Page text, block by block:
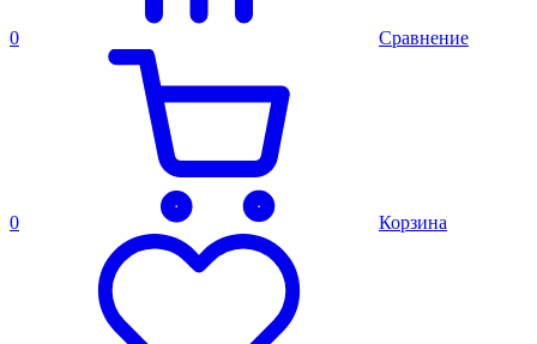
0 Сравнение
0 Корзина